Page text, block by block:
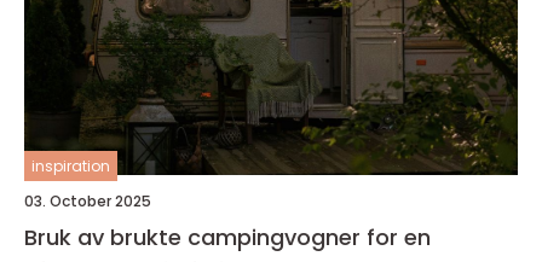
inspiration
03. October 2025
Bruk av brukte campingvogner for en